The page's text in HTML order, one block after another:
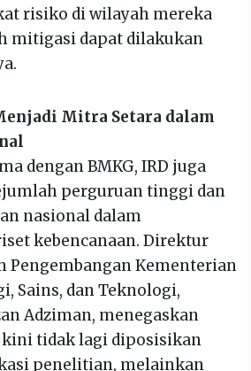
risiko di wilayah mereka
mitigasi dapat dilakukan
Mitra Setara dalam
dengan BMKG, IRD juga
perguruan tinggi dan
nasional dalam
kebencanaan. Direktur
Pengembangan Kementerian
Sains, dan Teknologi,
Adziman, menegaskan
kini tidak lagi diposisikan
penelitian, melainkan